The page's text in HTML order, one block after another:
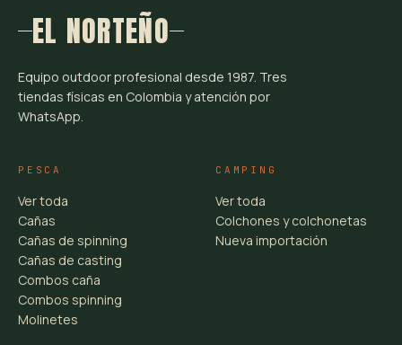
EL NORTEÑO
Equipo outdoor profesional desde 1987. Tres
tiendas físicas en Colombia y atención por
WhatsApp.
PESCA
Ver toda
Cañas
Cañas de spinning
Cañas de casting
Combos caña
Combos spinning
Molinetes
CAMPING
Ver toda
Colchones y colchonetas
Nueva importación